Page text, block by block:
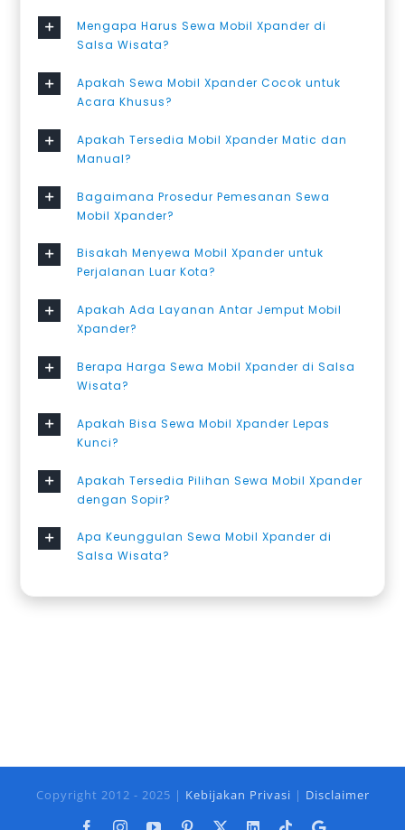
Mengapa Harus Sewa Mobil Xpander di
Salsa Wisata?
Apakah Sewa Mobil Xpander Cocok untuk
Acara Khusus?
Apakah Tersedia Mobil Xpander Matic dan
Manual?
Bagaimana Prosedur Pemesanan Sewa
Mobil Xpander?
Bisakah Menyewa Mobil Xpander untuk
Perjalanan Luar Kota?
Apakah Ada Layanan Antar Jemput Mobil
Xpander?
Berapa Harga Sewa Mobil Xpander di Salsa
Wisata?
Apakah Bisa Sewa Mobil Xpander Lepas
Kunci?
Apakah Tersedia Pilihan Sewa Mobil Xpander
dengan Sopir?
Apa Keunggulan Sewa Mobil Xpander di
Salsa Wisata?
Copyright 2012 - 2025 | Kebijakan Privasi | Disclaimer
FacebookInstagramYouTubePinterest LinkedIn
TiktokGoogle